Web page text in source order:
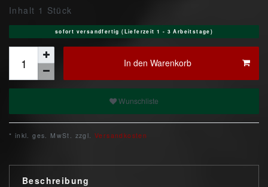
Inhalt 1 Stück
sofort versandfertig (Lieferzeit 1 - 3 Arbeitstage)
In den Warenkorb
Wunschliste
* inkl. ges. MwSt. zzgl. Versandkosten
Beschreibung